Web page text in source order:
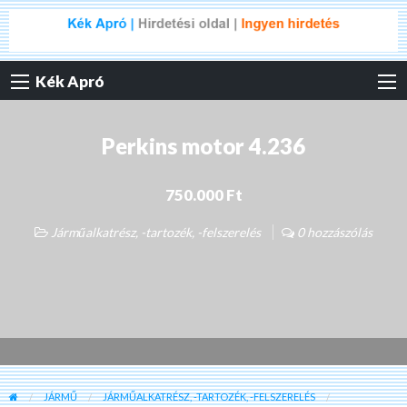
Kék Apró
Perkins motor 4.236
750.000 Ft
Járműalkatrész, -tartozék, -felszerelés 0 hozzászólás
JÁRMŰ
JÁRMŰALKATRÉSZ, -TARTOZÉK, -FELSZERELÉS